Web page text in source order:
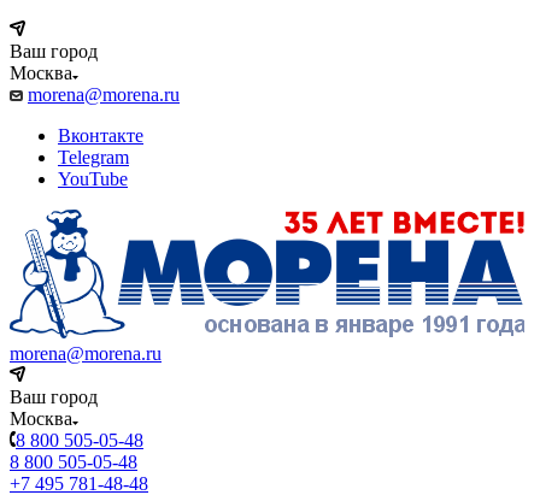
Ваш город
Москва
morena@morena.ru
Вконтакте
Telegram
YouTube
morena@morena.ru
Ваш город
Москва
8 800 505-05-48
8 800 505-05-48
+7 495 781-48-48